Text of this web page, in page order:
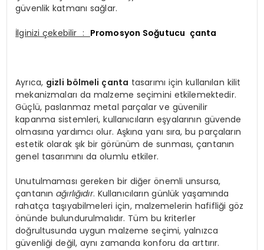
güvenlik katmanı sağlar.
İlginizi çekebilir : Promosyon Soğutucu çanta
Ayrıca, gizli bölmeli çanta tasarımı için kullanılan kilit
mekanizmaları da malzeme seçimini etkilemektedir.
Güçlü, paslanmaz metal parçalar ve güvenilir
kapanma sistemleri, kullanıcıların eşyalarının güvende
olmasına yardımcı olur. Aşkına yanı sıra, bu parçaların
estetik olarak şık bir görünüm de sunması, çantanın
genel tasarımını da olumlu etkiler.
Unutulmaması gereken bir diğer önemli unsursa,
çantanınağırlığıdır. Kullanıcıların günlük yaşamında
rahatça taşıyabilmeleri için, malzemelerin hafifliği göz
önünde bulundurulmalıdır. Tüm bu kriterler
doğrultusunda uygun malzeme seçimi, yalnızca
güvenliği değil, aynı zamanda konforu da arttırır.